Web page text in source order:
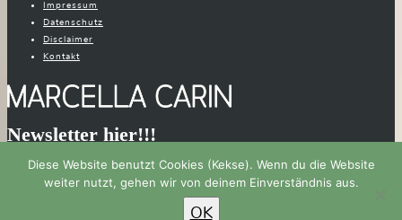
Impressum
Datenschutz
Disclaimer
Kontakt
Newsletter hier!!!
Images by Mathias Kraut & Manfred Esser 2026
Diese Website benutzt Cookies (Kekse). Wenn du die Website
weiter nutzt, gehen wir von deinem Einverständnis aus.
OK